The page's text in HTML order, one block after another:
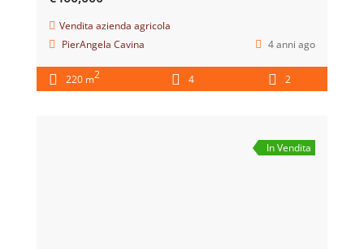
Vendita azienda agricola
PierAngela Cavina
4 anni ago
220 m2 4 2
In Vendita